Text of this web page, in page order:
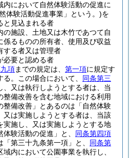
内において自然体験活動の促進に
体験活動促進事業」という。)を
と見込まれる者
の施設、土地又は木竹であつて自
係るものの所有者、使用及び収益
する者又は管理者
必要と認める者
項までの規定は、 第一項に規定す
。
この場合において、 同条第三
、又は執行しようとする者は、当
整備改善を含む地域における利用
整備改善」とあるのは「自然体験
又は実施しようとする者は、当該
実施し、又は実施しようとする地
験活動の促進」と、 同条第四項
第三十九条第一項」と、 同条第
内において公園事業を執行し、